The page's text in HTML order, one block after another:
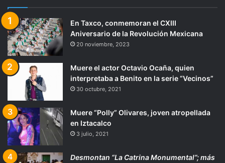
En Taxco, conmemoran el CXIII
Aniversario de la Revolución Mexicana
20 noviembre, 2023
Muere el actor Octavio Ocaña, quien
interpretaba a Benito en la serie “Vecinos”
30 octubre, 2021
Muere “Polly” Olivares, joven atropellada
en Iztacalco
3 julio, 2021
Desmontan “La Catrina Monumental”; más